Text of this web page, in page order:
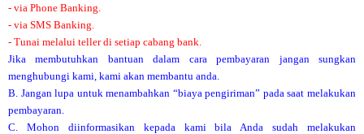
- via Phone Banking.
- via SMS Banking.
- Tunai melalui teller di setiap cabang bank.
Jika membutuhkan bantuan dalam cara pembayaran jangan sungkan
menghubungi kami, kami akan membantu anda.
B. Jangan lupa untuk menambahkan “biaya pengiriman” pada saat melakukan
pembayaran.
C. Mohon diinformasikan kepada kami bila Anda sudah melakukan